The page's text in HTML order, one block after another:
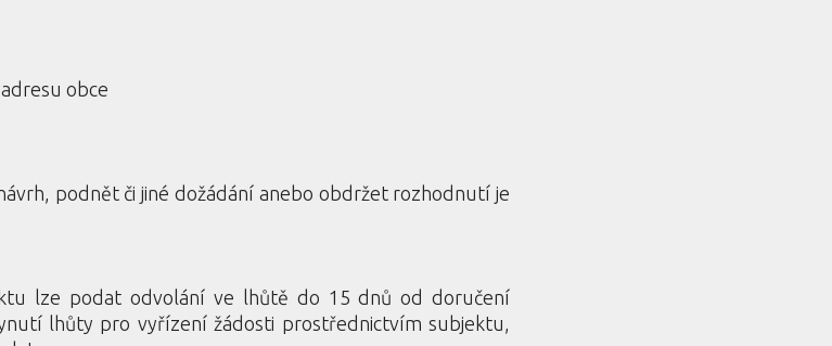
obce
podnět či jiné dožádání anebo obdržet rozhodnutí je
lze podat odvolání ve lhůtě do 15 dnů od doručení
lhůty pro vyřízení žádosti prostřednictvím subjektu,